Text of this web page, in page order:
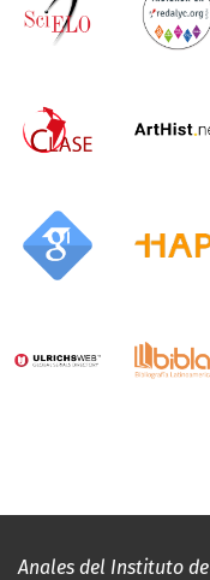
Anales del Instituto